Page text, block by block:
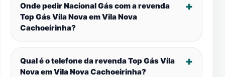
Onde pedir Nacional Gás com a revenda
Top Gás Vila Nova emVila Nova
Cachoeirinha?
Qual é o telefone da revenda Top Gás Vila
Nova emVila Nova Cachoeirinha?